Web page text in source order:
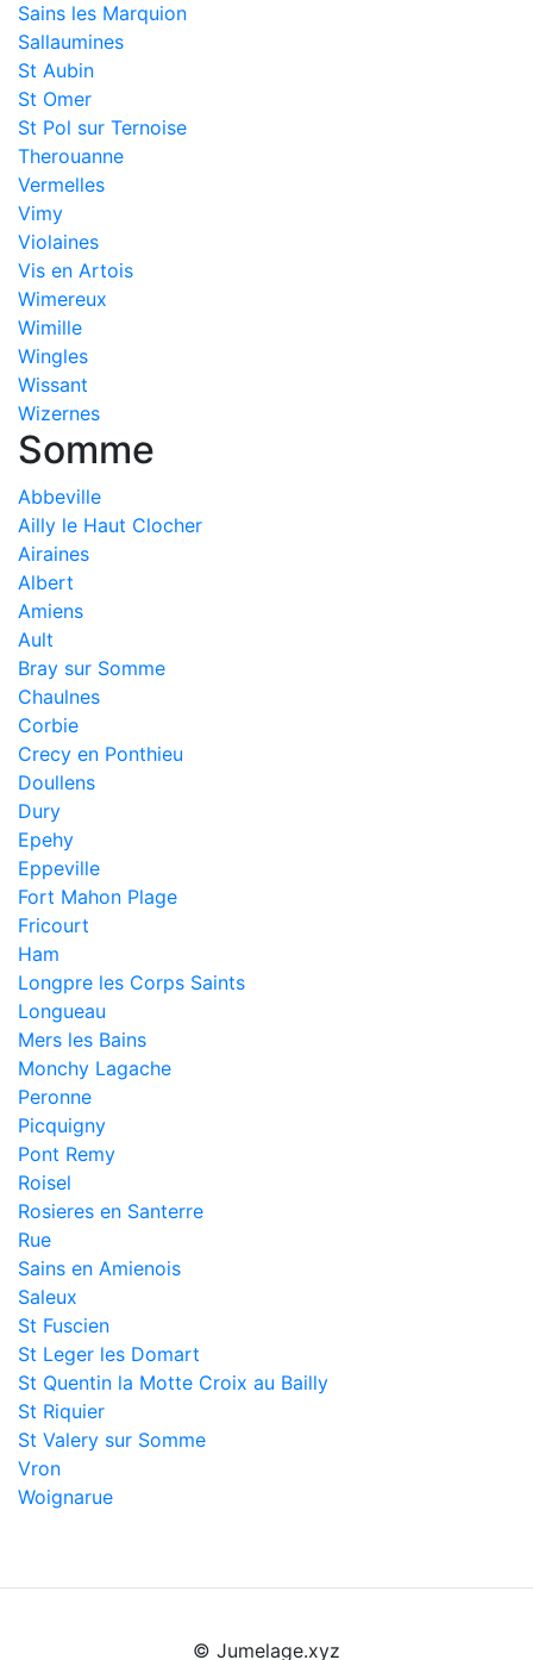
Sains les Marquion
Sallaumines
St Aubin
St Omer
St Pol sur Ternoise
Therouanne
Vermelles
Vimy
Violaines
Vis en Artois
Wimereux
Wimille
Wingles
Wissant
Wizernes
Somme
Abbeville
Ailly le Haut Clocher
Airaines
Albert
Amiens
Ault
Bray sur Somme
Chaulnes
Corbie
Crecy en Ponthieu
Doullens
Dury
Epehy
Eppeville
Fort Mahon Plage
Fricourt
Ham
Longpre les Corps Saints
Longueau
Mers les Bains
Monchy Lagache
Peronne
Picquigny
Pont Remy
Roisel
Rosieres en Santerre
Rue
Sains en Amienois
Saleux
St Fuscien
St Leger les Domart
St Quentin la Motte Croix au Bailly
St Riquier
St Valery sur Somme
Vron
Woignarue
© Jumelage.xyz